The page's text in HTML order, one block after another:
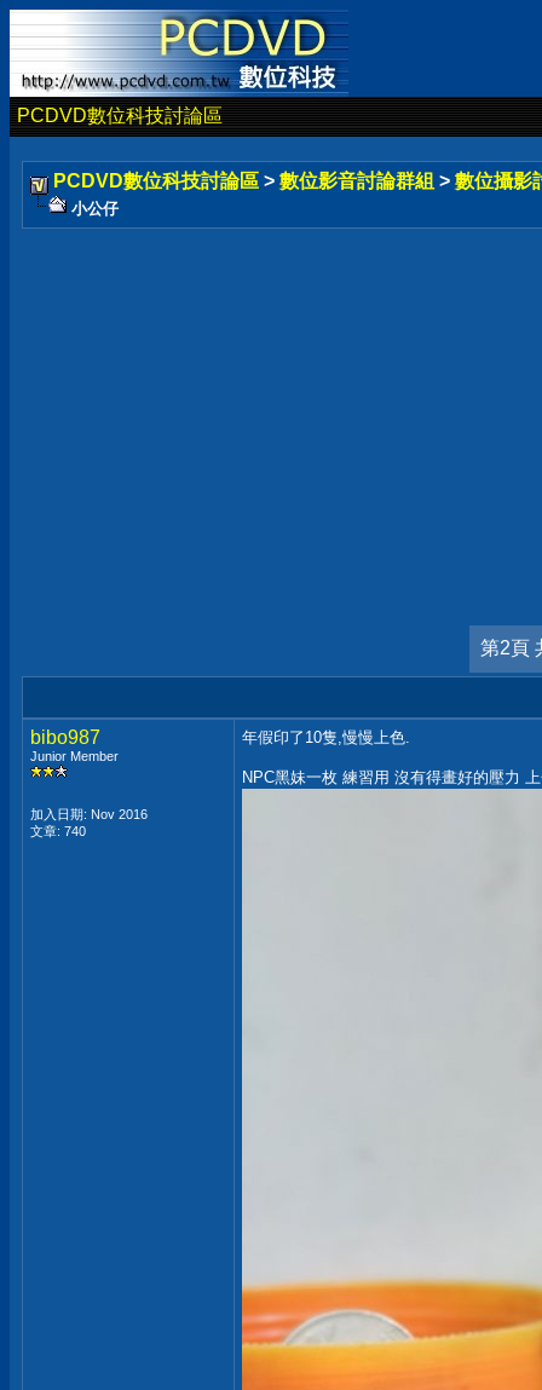
PCDVD數位科技討論區
PCDVD數位科技討論區 > 數位影音討論群組 > 數位攝影
小公仔
第2頁
bibo987
Junior Member
加入日期: Nov 2016
文章: 740
年假印了10隻,慢慢上色.
NPC黑妹一枚 練習用 沒有得畫好的壓力